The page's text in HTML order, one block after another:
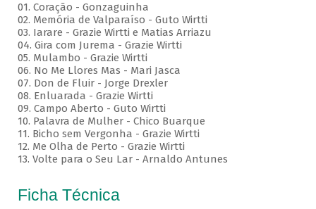
01. Coração - Gonzaguinha
02. Memória de Valparaíso - Guto Wirtti
03. Iarare - Grazie Wirtti e Matias Arriazu
04. Gira com Jurema - Grazie Wirtti
05. Mulambo - Grazie Wirtti
06. No Me Llores Mas - Mari Jasca
07. Don de Fluir - Jorge Drexler
08. Enluarada - Grazie Wirtti
09. Campo Aberto - Guto Wirtti
10. Palavra de Mulher - Chico Buarque
11. Bicho sem Vergonha - Grazie Wirtti
12. Me Olha de Perto - Grazie Wirtti
13. Volte para o Seu Lar - Arnaldo Antunes
Ficha Técnica